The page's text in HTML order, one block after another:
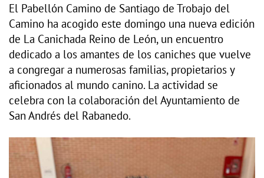
El Pabellón Camino de Santiago de Trobajo del
Camino ha acogido este domingo una nueva edición
de La Canichada Reino de León, un encuentro
dedicado a los amantes de los caniches que vuelve
a congregar a numerosas familias, propietarios y
aficionados al mundo canino. La actividad se
celebra con la colaboración del Ayuntamiento de
San Andrés del Rabanedo.